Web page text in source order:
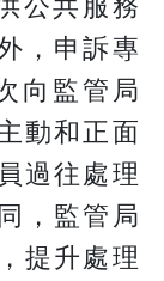
公共服務
，申訴專
向監管局
動和正面
過往處理
，監管局
提升處理